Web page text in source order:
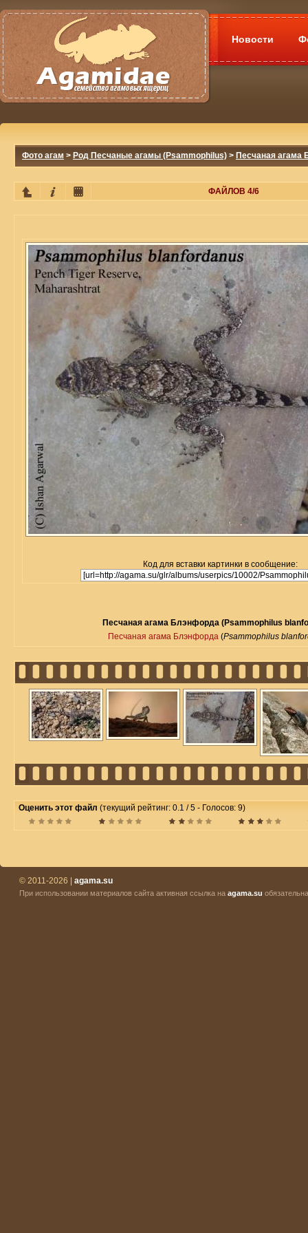
Новости
Фото агам > Род Песчаные агамы (Psammophilus) > Песчаная агама
ФАЙЛОВ 4/6
Код для вставки картинки в сообщение:
Песчаная агама Блэнфорда (Psammophilus
Песчаная агама Блэнфорда (Psammophilus
Оценить этот файл (текущий рейтинг: 0.1 / 5 - Голосов: 9)
© 2011-2026 | agama.su
При использовании материалов сайта активная ссылка на agama.su